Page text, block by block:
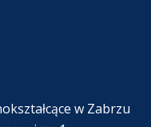
w Zabrzu